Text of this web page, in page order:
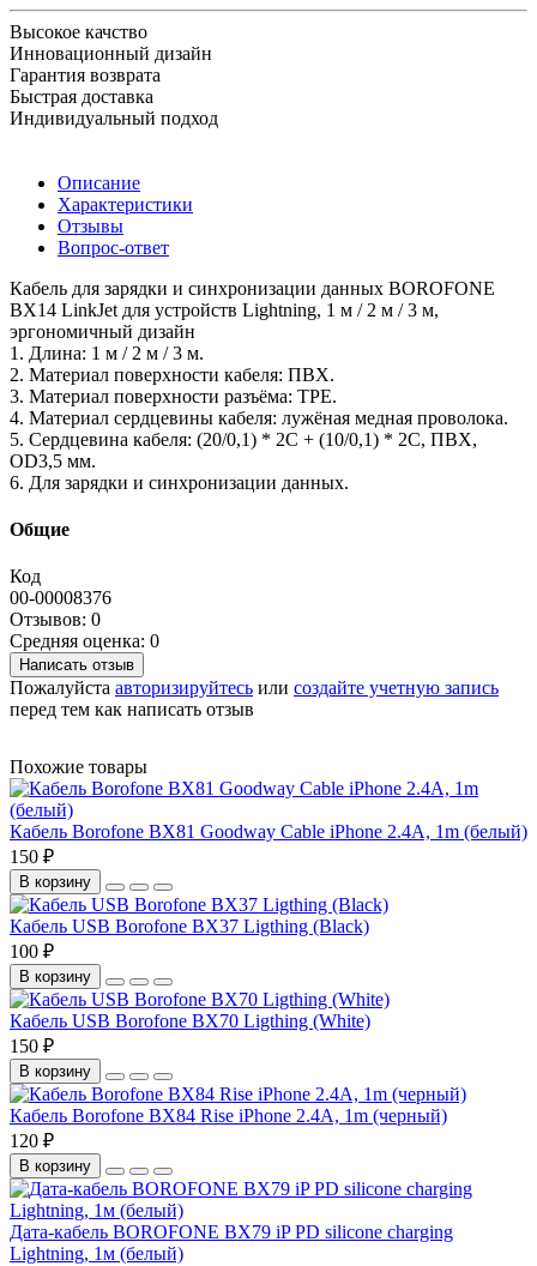
Высокое качство
Инновационный дизайн
Гарантия возврата
Быстрая доставка
Индивидуальный подход
Описание
Характеристики
Отзывы
Вопрос-ответ
Кабель для зарядки и синхронизации данных BOROFONE
BX14 LinkJet для устройств Lightning, 1 м / 2 м / 3 м,
эргономичный дизайн
1. Длина: 1 м / 2 м / 3 м.
2. Материал поверхности кабеля: ПВХ.
3. Материал поверхности разъёма: TPE.
4. Материал сердцевины кабеля: лужёная медная проволока.
5. Сердцевина кабеля: (20/0,1) * 2C + (10/0,1) * 2C, ПВХ,
OD3,5 мм.
6. Для зарядки и синхронизации данных.
Общие
Код
00-00008376
Отзывов: 0
Средняя оценка: 0
Написать отзыв
Пожалуйста авторизируйтесь или создайте учетную запись
перед тем как написать отзыв
Похожие товары
Кабель Borofone BX81 Goodway Cable iPhone 2.4A, 1m (белый)
150 ₽
В корзину
Кабель USB Borofone BX37 Ligthing (Black)
100 ₽
В корзину
Кабель USB Borofone BX70 Ligthing (White)
150 ₽
В корзину
Кабель Borofone BX84 Rise iPhone 2.4A, 1m (черный)
120 ₽
В корзину
Дата-кабель BOROFONE BX79 iP PD silicone charging
Lightning, 1м (белый)